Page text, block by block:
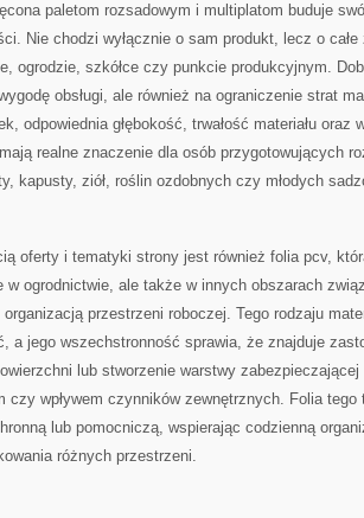
paletom rozsadowym i multiplatom buduje
Nie chodzi wyłącznie o sam produkt, lecz o
ogrodzie, szkółce czy punkcie produkcyjnym.
obsługi, ale również na ograniczenie strat
odpowiednia głębokość, trwałość materiału oraz
realne znaczenie dla osób przygotowujących
kapusty, ziół, roślin ozdobnych czy młodych
oferty i tematyki strony jest również folia pcv,
w ogrodnictwie, ale także w innych obszarach
organizacją przestrzeni roboczej. Tego rodzaju
a jego wszechstronność sprawia, że znajduje
lub stworzenie warstwy
czy wpływem czynników zewnętrznych. Folia tego
lub pomocniczą, wspierając codzienną
różnych przestrzeni.